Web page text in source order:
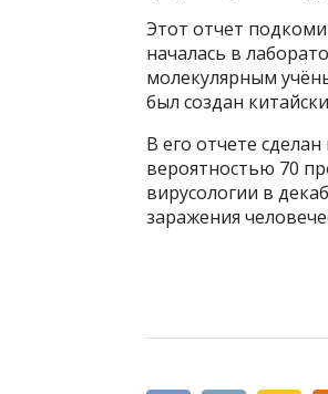
Этот отчет
началась в
молекулярным
был создан
В его отчете
вероятностью 70
вирусологии в
заражения